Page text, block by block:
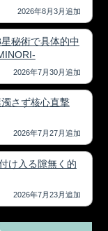
2026年8月3月追加
秘術で具体的中
2026年7月30月追加
さず核心直撃
2026年7月27月追加
け入る隙無く的
2026年7月23月追加